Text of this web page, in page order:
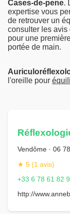
Cases-de-pene.
expertise vous
de retrouver un
consulter les avis
pour une
portée de main.
l'oreille pour
Vendôme · 06
★ 5 (1 avis)
+33 6 78 61 82
http://